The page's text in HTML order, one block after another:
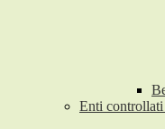
Enti controllati